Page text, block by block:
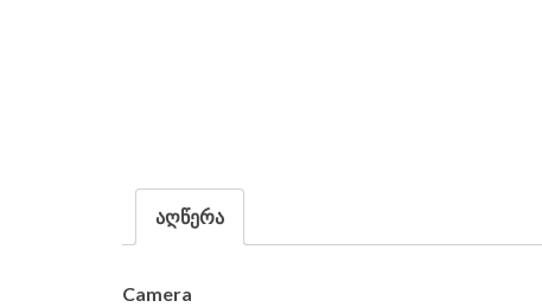
აღწერა
Camera